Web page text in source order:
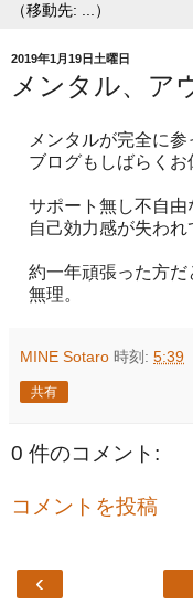
2019年1月19日土曜日
メンタル、ア
メンタルが完全に参
ブログもしばらくお
サポート無し不自由
自己効力感が失われ
約一年頑張った方だ
無理。
MINE Sotaro 時刻: 5:39
共有
0 件のコメント:
コメントを投稿
‹